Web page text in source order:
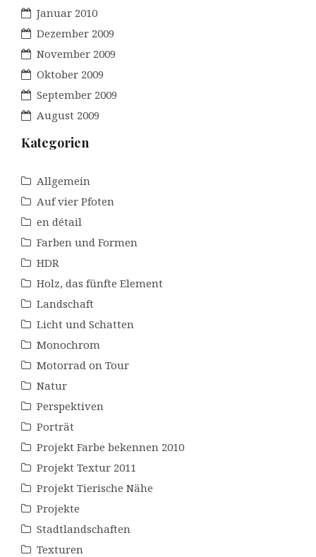
Januar 2010
Dezember 2009
November 2009
Oktober 2009
September 2009
August 2009
Kategorien
Allgemein
Auf vier Pfoten
en détail
Farben und Formen
HDR
Holz, das fünfte Element
Landschaft
Licht und Schatten
Monochrom
Motorrad on Tour
Natur
Perspektiven
Porträt
Projekt Farbe bekennen 2010
Projekt Textur 2011
Projekt Tierische Nähe
Projekte
Stadtlandschaften
Texturen